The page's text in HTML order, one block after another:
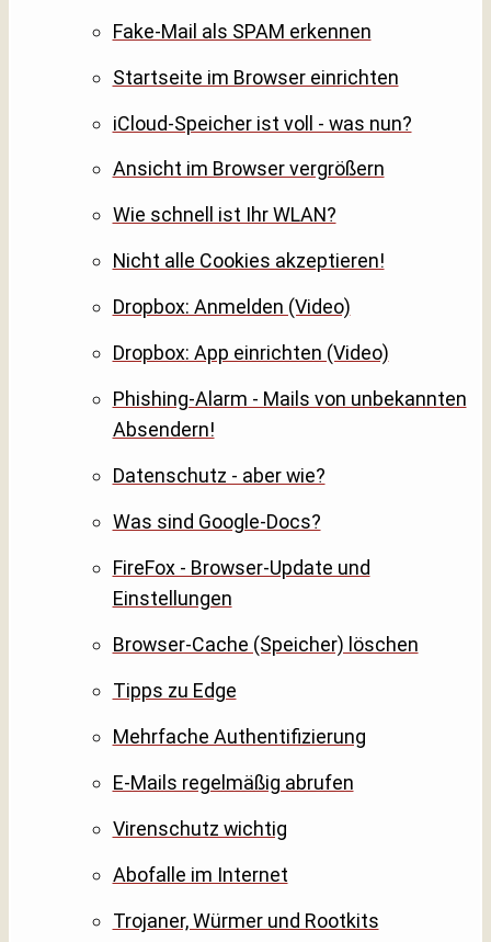
Fake-Mail als SPAM erkennen
Startseite im Browser einrichten
iCloud-Speicher ist voll - was nun?
Ansicht im Browser vergrößern
Wie schnell ist Ihr WLAN?
Nicht alle Cookies akzeptieren!
Dropbox: Anmelden (Video)
Dropbox: App einrichten (Video)
Phishing-Alarm - Mails von unbekannten
Absendern!
Datenschutz - aber wie?
Was sind Google-Docs?
FireFox - Browser-Update und
Einstellungen
Browser-Cache (Speicher) löschen
Tipps zu Edge
Mehrfache Authentifizierung
E-Mails regelmäßig abrufen
Virenschutz wichtig
Abofalle im Internet
Trojaner, Würmer und Rootkits